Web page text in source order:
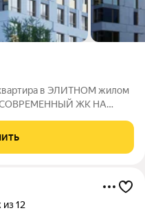
в ЭЛИТНОМ жилом
ЖК НА
- Окна в пол!!! - Культурное
из 12